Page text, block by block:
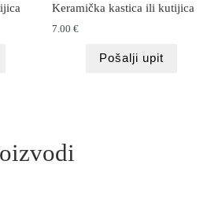
Keramička kastica ili kutijica
7.00€
Pošalji upit